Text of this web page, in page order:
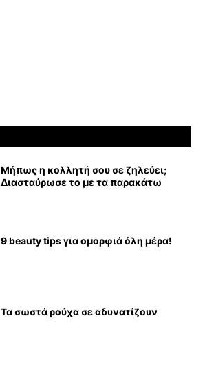
Μήπως η κολλητή σου σε ζηλεύει;
Διασταύρωσε το με τα παρακάτω
9 beauty tips για ομορφιά όλη μέρα!
Τα σωστά ρούχα σε αδυνατίζουν